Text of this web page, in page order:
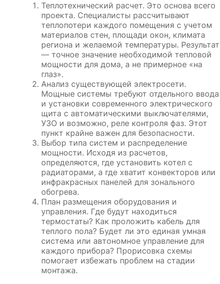
Теплотехнический расчет. Это основа всего
проекта. Специалисты рассчитывают
теплопотери каждого помещения с учетом
материалов стен, площади окон, климата
региона и желаемой температуры. Результат
— точное значение необходимой тепловой
мощности для дома, а не примерное «на
глаз».
Анализ существующей электросети.
Мощные системы требуют отдельного ввода
и установки современного электрического
щита с автоматическими выключателями,
УЗО и возможно, реле контроля фаз. Этот
пункт крайне важен для безопасности.
Выбор типа систем и распределение
мощности. Исходя из расчетов,
определяются, где установить котел с
радиаторами, а где хватит конвекторов или
инфракрасных панелей для зонального
обогрева.
План размещения оборудования и
управления. Где будут находиться
термостаты? Как проложить кабель для
теплого пола? Будет ли это единая умная
система или автономное управление для
каждого прибора? Прорисовка схемы
помогает избежать проблем на стадии
монтажа.